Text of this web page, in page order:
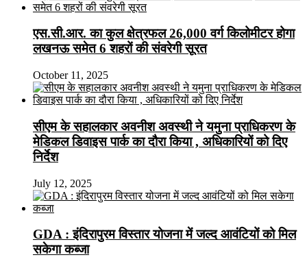
एस.सी.आर. का कुल क्षेत्रफल 26,000 वर्ग किलोमीटर होगा
लखनऊ समेत 6 शहरों की संवरेगी सूरत
October 11, 2025
सीएम के सहालकार अवनीश अवस्थी ने यमुना प्राधिकरण के
मेडिकल डिवाइस पार्क का दौरा किया , अधिकारियों को दिए
निर्देश
July 12, 2025
GDA : इंदिरापुरम विस्तार योजना में जल्द आवंटियों को मिल
सकेगा कब्जा